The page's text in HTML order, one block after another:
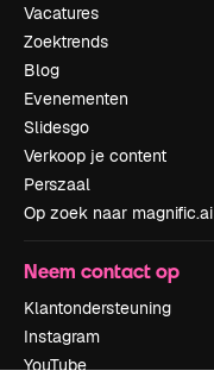
Vacatures
Zoektrends
Blog
Evenementen
Slidesgo
Verkoop je content
Perszaal
Op zoek naar magnific.ai
Neem contact op
Klantondersteuning
Instagram
YouTube